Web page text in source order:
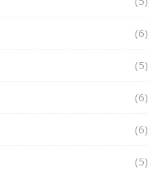
(6)
(5)
(6)
(6)
(5)